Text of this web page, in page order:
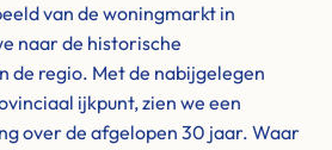
van de woningmarkt in
naar de historische
de regio. Met de nabijgelegen
ijkpunt, zien we een
over de afgelopen 30 jaar. Waar